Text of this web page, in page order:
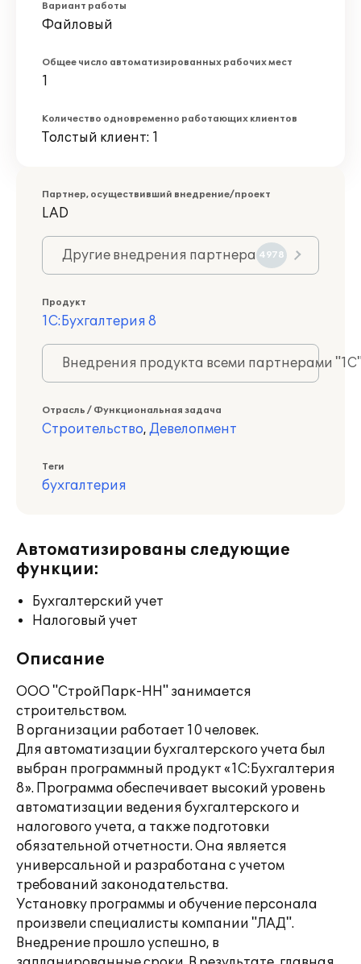
Вариант работы
Файловый
Общее число автоматизированных рабочих мест
1
Количество одновременно работающих клиентов
Толстый клиент: 1
Партнер, осуществивший внедрение/проект
LAD
Другие внедрения партнера 4978
Продукт
1С:Бухгалтерия 8
Внедрения продукта всеми партнерами
Отрасль / Функциональная задача
Строительство, Девелопмент
Теги
бухгалтерия
Автоматизированы следующие
функции:
Бухгалтерский учет
Налоговый учет
Описание
ООО "СтройПарк-НН" занимается
строительством.
В организации работает 10 человек.
Для автоматизации бухгалтерского учета был
выбран программный продукт «1С:Бухгалтерия
8». Программа обеспечивает высокий уровень
автоматизации ведения бухгалтерского и
налогового учета, а также подготовки
обязательной отчетности. Она является
универсальной и разработана с учетом
требований законодательства.
Установку программы и обучение персонала
произвели специалисты компании "ЛАД".
Внедрение прошло успешно, в